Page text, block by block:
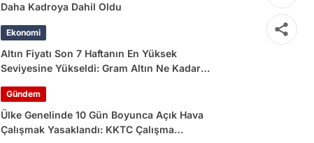
Daha Kadroya Dahil Oldu
Ekonomi
Altın Fiyatı Son 7 Haftanın En Yüksek
Seviyesine Yükseldi: Gram Altın Ne Kadar
Gündem
Ülke Genelinde 10 Gün Boyunca Açık Hava
Çalışmak Yasaklandı: KKTC Çalışma